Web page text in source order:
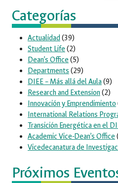
Categorías
Actualidad (39)
Student Life (2)
Dean’s Office (5)
Departments (29)
DIEE – Más allá del Aula(9)
Research and Extension(2)
Innovación y Emprendimiento
International Relations
Transición Energética en el
Academic Vice-Dean’s Office
Vicedecanatura de
Próximos